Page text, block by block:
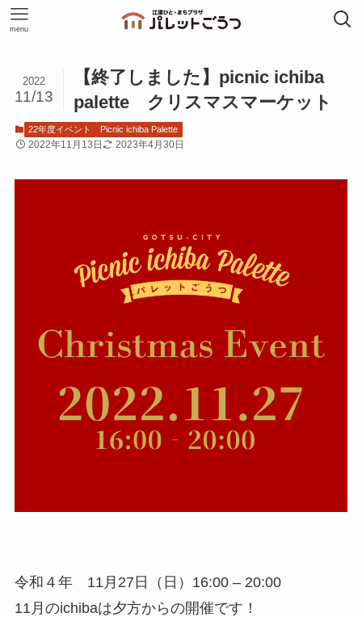
menu
【終了しました】picnic ichiba
palette クリスマスマーケット
2022
11/13
22年度イベント Picnic ichiba Palette
2022年11月13日 2023年4月30日
令和４年 11月27日（日）16:00 – 20:00
11月のichibaは夕方からの開催です！